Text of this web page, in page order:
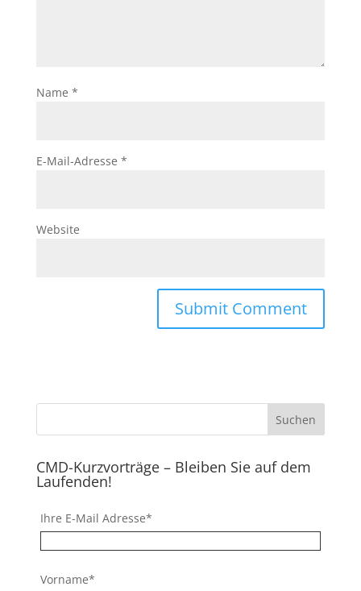
Name *
E-Mail-Adresse *
Website
CMD-Kurzvorträge – Bleiben Sie auf dem
Laufenden!
Ihre E-Mail Adresse*
Vorname*